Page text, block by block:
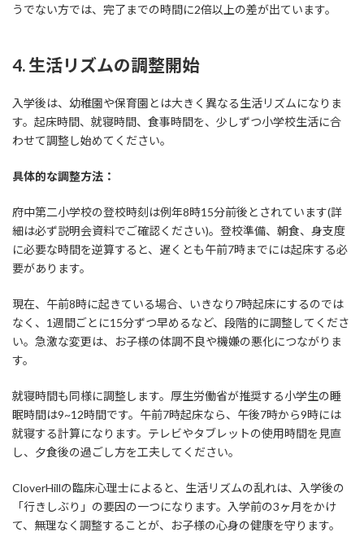
うでない方では、完了までの時間に2倍以上の差が出ています。
4. 生活リズムの調整開始
入学後は、幼稚園や保育園とは大きく異なる生活リズムになりま
す。起床時間、就寝時間、食事時間を、少しずつ小学校生活に合
わせて調整し始めてください。
具体的な調整方法：
府中第二小学校の登校時刻は例年8時15分前後とされています(詳
細は必ず説明会資料でご確認ください)。登校準備、朝食、身支度
に必要な時間を逆算すると、遅くとも午前7時までには起床する必
要があります。
現在、午前8時に起きている場合、いきなり7時起床にするのでは
なく、1週間ごとに15分ずつ早めるなど、段階的に調整してくださ
い。急激な変更は、お子様の体調不良や機嫌の悪化につながりま
す。
就寝時間も同様に調整します。厚生労働省が推奨する小学生の睡
眠時間は9~12時間です。午前7時起床なら、午後7時から9時には
就寝する計算になります。テレビやタブレットの使用時間を見直
し、夕食後の過ごし方を工夫してください。
CloverHillの臨床心理士によると、生活リズムの乱れは、入学後の
「行きしぶり」の要因の一つになります。入学前の3ヶ月をかけ
て、無理なく調整することが、お子様の心身の健康を守ります。